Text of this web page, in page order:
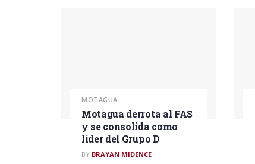
MOTAGUA
Motagua derrota al FAS
y se consolida como
líder del Grupo D
BY BRAYAN MIDENCE